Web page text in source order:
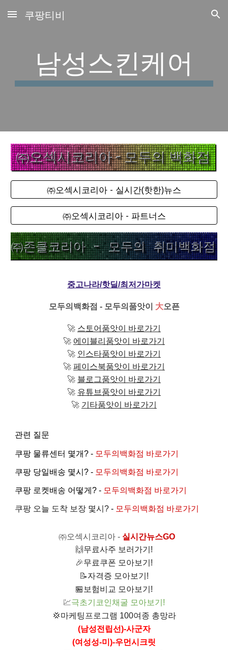
Skip to main content Skip to navigation
쿠팡티비
남성스킨케어
㈜오섹시코리아 - 실시간(핫한)뉴스
㈜오섹시코리아 - 파트너스
중고나라/핫딜/최저가마켓
모두의백화점 - 모두의품앗이 大오픈
🚀 스토어품앗이 바로가기
🚀 에이블리품앗이 바로가기
🚀 인스타품앗이 바로가기
🚀 페이스북품앗이 바로가기
🚀 블로그품앗이 바로가기
🚀 유튜브품앗이 바로가기
🚀 기타품앗이 바로가기
관련 질문
쿠팡 물류센터 몇개? - 모두의백화점 바로가기
쿠팡 당일배송 몇시? - 모두의백화점 바로가기
쿠팡 로켓배송 어떻게? - 모두의백화점 바로가기
쿠팡 오늘 도착 보장 몇시? - 모두의백화점 바로가기
㈜오섹시코리아- 실시간뉴스GO
🙌 무료사주 보러가기!
🎉무료쿠폰 모아보기!
📝자격증 모아보기!
🏪 보험비교 모아보기!
💹극초기코인채굴 모아보기!
💢마케팅프로그램 100여종 총망라
(남성전립선)-사군자
(여성성-미)-우먼시크릿